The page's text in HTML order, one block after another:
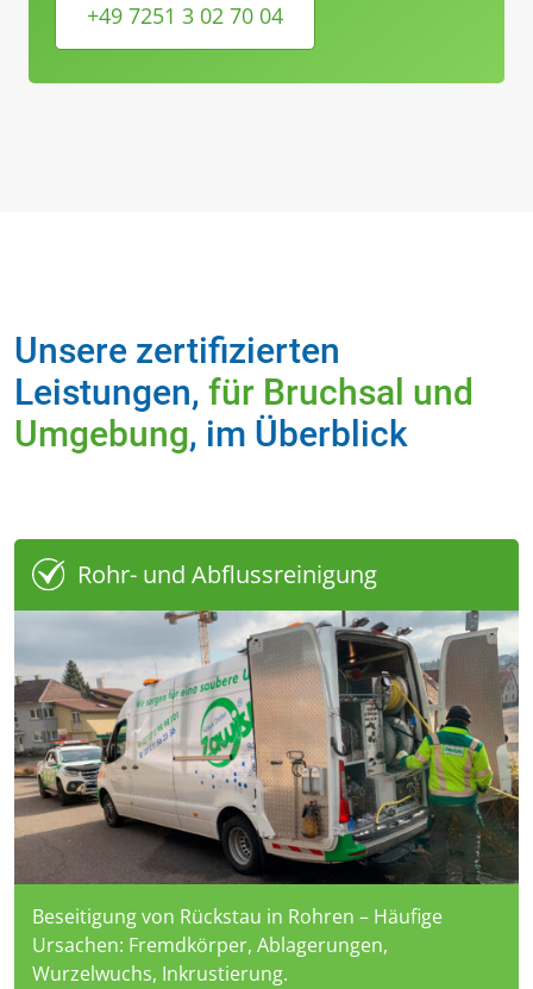
+49 7251 3 02 70 04
Unsere zertifizierten
Leistungen, für Bruchsal und
Umgebung, im Überblick
Rohr- und Abflussreinigung
Beseitigung von Rückstau in Rohren – Häufige
Ursachen: Fremdkörper, Ablagerungen,
Wurzelwuchs, Inkrustierung.